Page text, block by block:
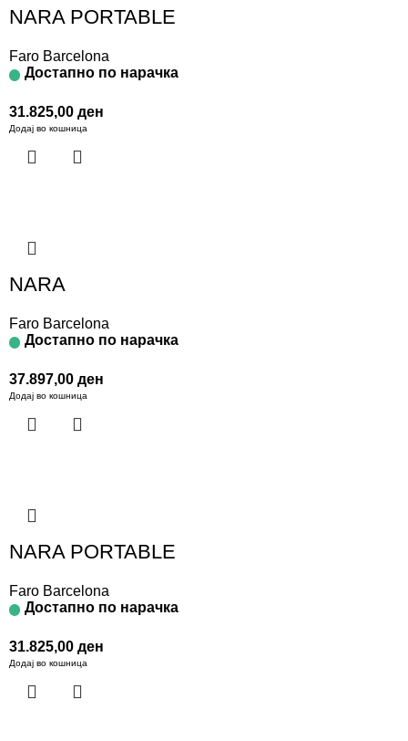
NARA PORTABLE
Faro Barcelona
Достапно по нарачка
31.825,00 ден
Додај во кошница
NARA
Faro Barcelona
Достапно по нарачка
37.897,00 ден
Додај во кошница
NARA PORTABLE
Faro Barcelona
Достапно по нарачка
31.825,00 ден
Додај во кошница